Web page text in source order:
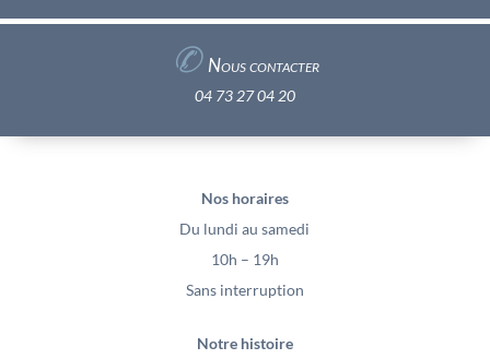
✆ Nous contacter
04 73 27 04 20
Nos horaires
Du lundi au samedi
10h – 19h
Sans interruption
Notre histoire